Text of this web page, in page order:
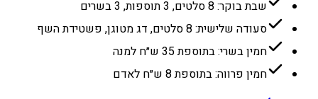
שבת בוקר: 8 סלטים, 3 תוספות, 3 בשרים
סעודה שלישית: 8 סלטים, דג מטוגן, פשטידת השף
חמין בשרי: בתוספת 35 ש״ח למנה
חמין פרווה: בתוספת 8 ש״ח לאדם